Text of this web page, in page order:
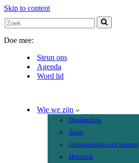
Skip to content
Search
for...
Doe mee:
Steun ons
Agenda
Word lid
Wie we zijn
Doelstelling
Team
Lidorganisaties en bestuur
Historiek